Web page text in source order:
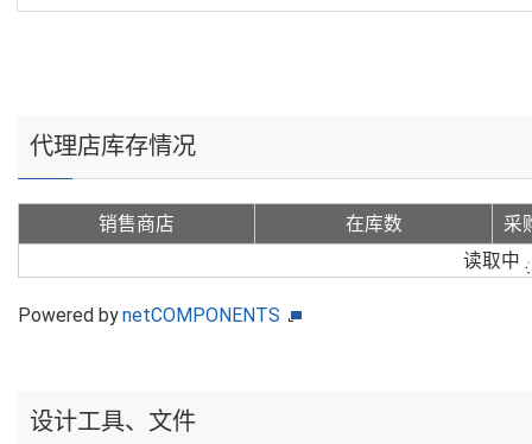
代理店库存情况
销售商店 在库数
采
读取中
Powered bynetCOMPONENTS
设计工具、文件